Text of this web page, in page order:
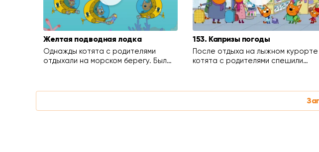
Желтая подводная лодка
Однажды котята с родителями
отдыхали на морском берегу. Был…
153. Капризы погоды
После отдыха на лыжном курорте
котята с родителями спешили…